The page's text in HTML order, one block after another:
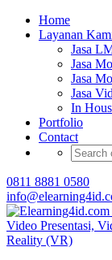
Home
Layanan
Jasa
Jasa
Jasa
Jasa
In
Portfolio
Contact
0811 8881 0580
Buat Modul E-
Menarik